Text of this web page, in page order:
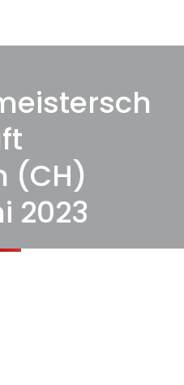
(CH)
2023